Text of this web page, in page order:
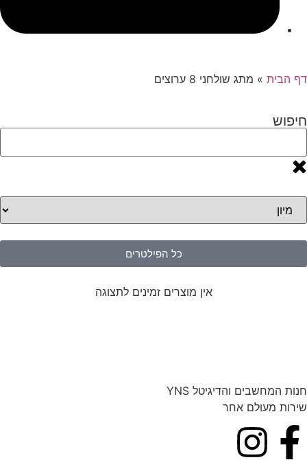
דף הבית » מתג שולחני 8 ערוצים
חיפוש
כל הפילטרים
אין מוצרים זמינים לתצוגה
חנות המחשבים והדיגיטל YNS
שירות מעולם אחר